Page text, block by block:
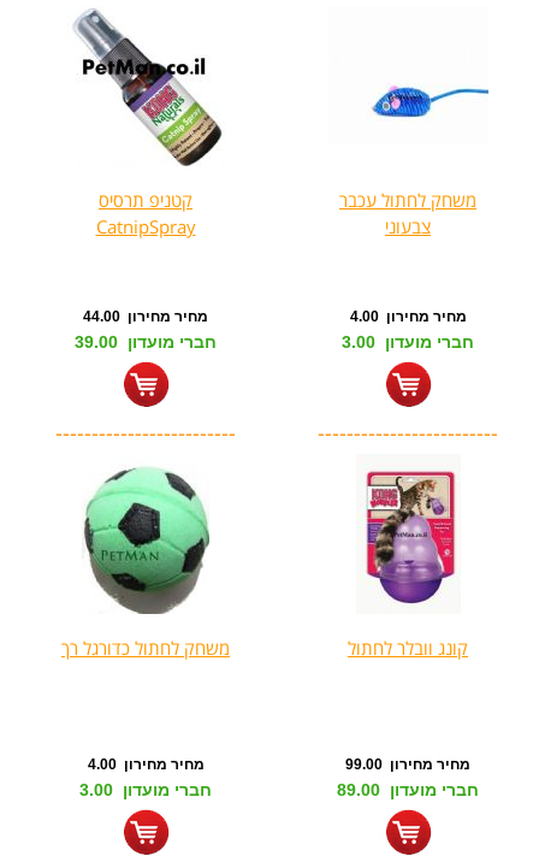
משחק לחתול עכבר
צבעוני
מחיר מחירון 4.00
חברי מועדון 3.00
-------------------------
קטניפ תרסיס
CatnipSpray
מחיר מחירון 44.00
חברי מועדון 39.00
-------------------------
קונג וובלר לחתול
מחיר מחירון 99.00
חברי מועדון 89.00
משחק לחתול כדורגל רך
מחיר מחירון 4.00
חברי מועדון 3.00